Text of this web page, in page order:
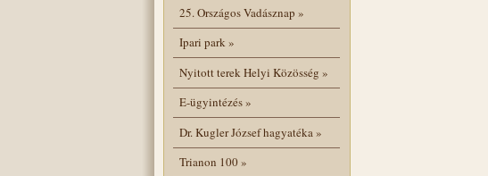
25. Országos Vadásznap »
Ipari park»
Nyitott terek Helyi Közösség »
E-ügyintézés»
Dr. Kugler József hagyatéka»
Trianon 100»